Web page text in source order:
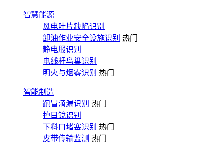
智慧能源
风电叶片缺陷识别
卸油作业安全设施识别 热门
静电服识别
电线杆鸟巢识别
明火与烟雾识别 热门
智能制造
跑冒滴漏识别 热门
护目镜识别
下料口堵塞识别 热门
皮带传输监测 热门